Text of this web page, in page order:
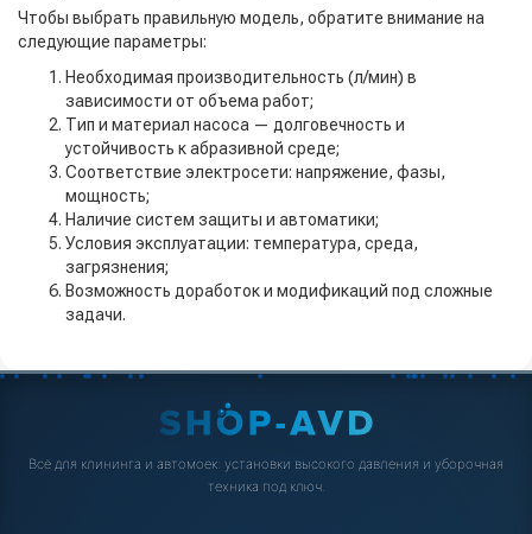
Чтобы выбрать правильную модель, обратите внимание на
следующие параметры:
Необходимая производительность (л/мин) в
зависимости от объема работ;
Тип и материал насоса — долговечность и
устойчивость к абразивной среде;
Соответствие электросети: напряжение, фазы,
мощность;
Наличие систем защиты и автоматики;
Условия эксплуатации: температура, среда,
загрязнения;
Возможность доработок и модификаций под сложные
задачи.
Всё для клининга и автомоек: установки высокого давления и уборочная
техника под ключ.